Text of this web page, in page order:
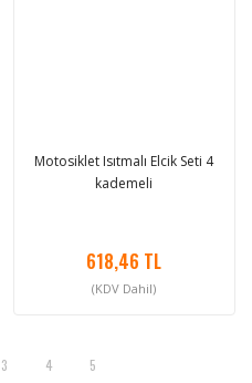
Motosiklet Isıtmalı Elcik Seti 4
kademeli
618,46 TL
(KDV Dahil)
3 4 5